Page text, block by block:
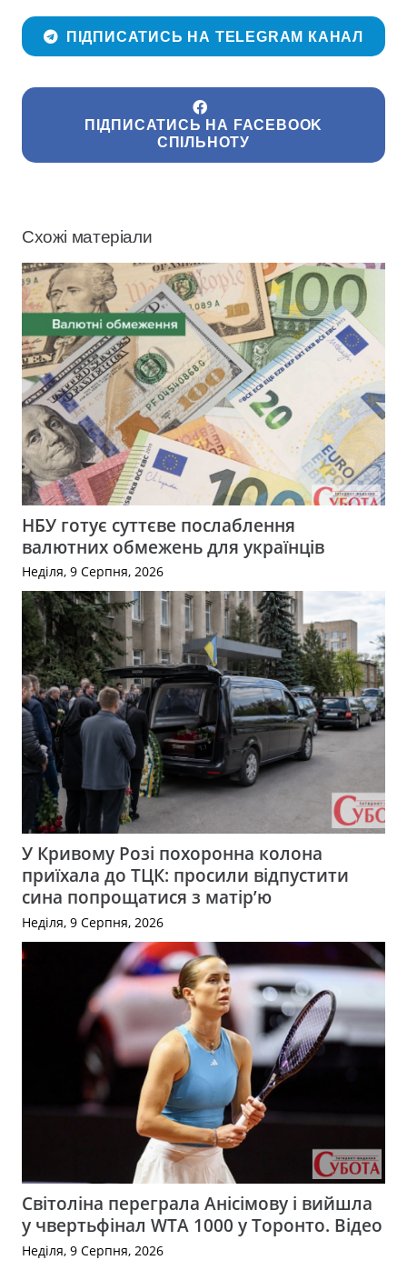
ПІДПИСАТИСЬ НА TELEGRAM КАНАЛ
ПІДПИСАТИСЬ НА FACEBOOK
СПІЛЬНОТУ
Схожі матеріали
НБУ готує суттєве послаблення
валютних обмежень для українців
Неділя, 9 Серпня, 2026
У Кривому Розі похоронна колона
приїхала до ТЦК: просили відпустити
сина попрощатися з матір’ю
Неділя, 9 Серпня, 2026
Світоліна переграла Анісімову і вийшла
у чвертьфінал WTA 1000 у Торонто. Відео
Неділя, 9 Серпня, 2026